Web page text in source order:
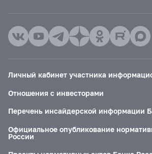
Личный кабинет участника
Отношения с инвесторами
Перечень инсайдерской информации
Официальное опубликование
России